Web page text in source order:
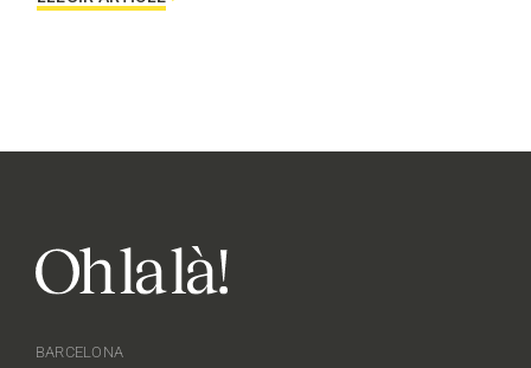
BARCELONA